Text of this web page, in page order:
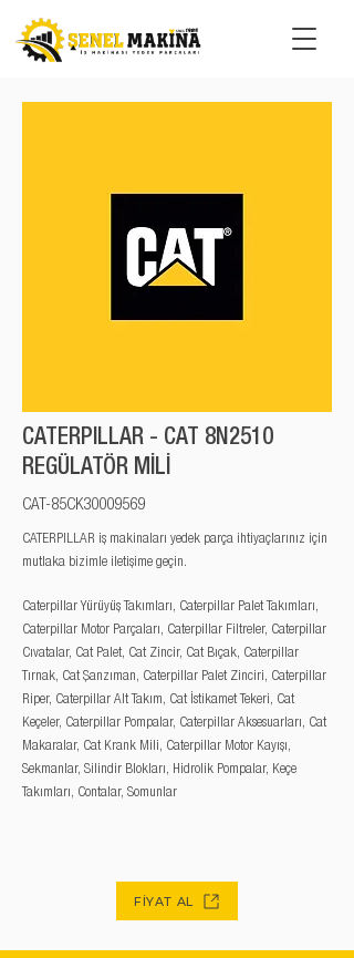
CATERPILLAR - CAT 8N2510
REGÜLATÖR MİLİ
CAT-85CK30009569
CATERPILLAR iş makinaları yedek parça ihtiyaçlarınız için
mutlaka bizimle iletişime geçin.
Caterpillar Yürüyüş Takımları, Caterpillar Palet Takımları,
Caterpillar Motor Parçaları, Caterpillar Filtreler, Caterpillar
Cıvatalar, Cat Palet, Cat Zincir, Cat Bıçak, Caterpillar
Tırnak, Cat Şanzıman, Caterpillar Palet Zinciri, Caterpillar
Riper, Caterpillar Alt Takım, Cat İstikamet Tekeri, Cat
Keçeler, Caterpillar Pompalar, Caterpillar Aksesuarları, Cat
Makaralar, Cat Krank Mili, Caterpillar Motor Kayışı,
Sekmanlar, Silindir Blokları, Hidrolik Pompalar, Keçe
Takımları, Contalar, Somunlar
FİYAT AL